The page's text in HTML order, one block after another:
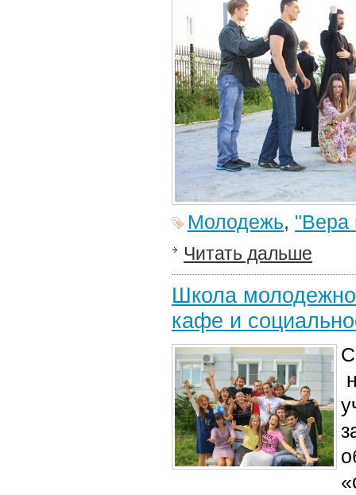
Молодежь, "Вера
Читать дальше
Школа
кафе и